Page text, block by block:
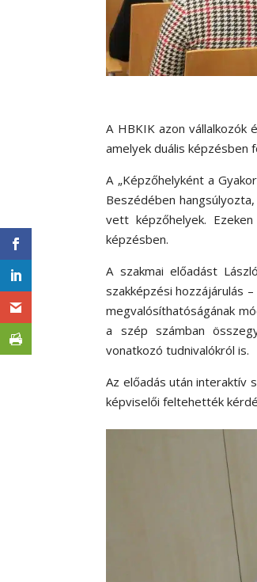
A HBKIK azon vállalkozók
amelyek duális képzésben
A „Képzőhelyként a
Beszédében
vett képzőhelyek.
képzésben.
A szakmai előadást
szakképzési hozzájárulás
megvalósíthatóságának
a szép számban
vonatkozó tudnivalókról is.
Az előadás után interaktív
képviselői feltehették